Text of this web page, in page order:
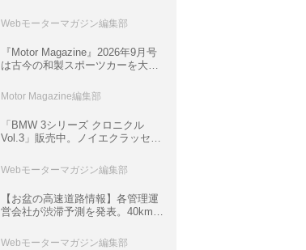
イパーカー【スーパーカークロニ
クル・完全版／116】
Webモーターマガジン編集部
『Motor Magazine』2026年9月号
は古今の和製スポーツカーを大特
情報も満載
Motor Magazine編集部
「BMW 3シリーズ クロニクル
Vol.3」販売中。ノイエクラッセか
ムック
Webモーターマガジン編集部
【お盆の高速道路情報】各管理運
営会社が渋滞予測を発表。40km以
数ある
Webモーターマガジン編集部